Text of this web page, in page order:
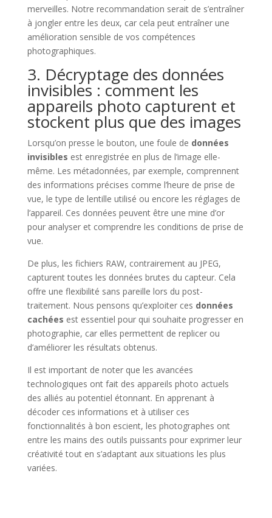
merveilles. Notre recommandation serait de s’entraîner
à jongler entre les deux, car cela peut entraîner une
amélioration sensible de vos compétences
photographiques.
3. Décryptage des données
invisibles : comment les
appareils photo capturent et
stockent plus que des images
Lorsqu’on presse le bouton, une foule de données
invisibles est enregistrée en plus de l’image elle-
même. Les métadonnées, par exemple, comprennent
des informations précises comme l’heure de prise de
vue, le type de lentille utilisé ou encore les réglages de
l’appareil. Ces données peuvent être une mine d’or
pour analyser et comprendre les conditions de prise de
vue.
De plus, les fichiers RAW, contrairement au JPEG,
capturent toutes les données brutes du capteur. Cela
offre une flexibilité sans pareille lors du post-
traitement. Nous pensons qu’exploiter ces données
cachées est essentiel pour qui souhaite progresser en
photographie, car elles permettent de replicer ou
d’améliorer les résultats obtenus.
Il est important de noter que les avancées
technologiques ont fait des appareils photo actuels
des alliés au potentiel étonnant. En apprenant à
décoder ces informations et à utiliser ces
fonctionnalités à bon escient, les photographes ont
entre les mains des outils puissants pour exprimer leur
créativité tout en s’adaptant aux situations les plus
variées.